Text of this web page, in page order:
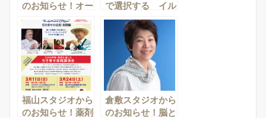
のお知らせ！オー
ラからセルフマネ
ジメント 他
で選択する イル
チブレインヨガを
体験してみません
福山スタジオから
のお知らせ！薬剤
倉敷スタジオから
のお知らせ！脳と